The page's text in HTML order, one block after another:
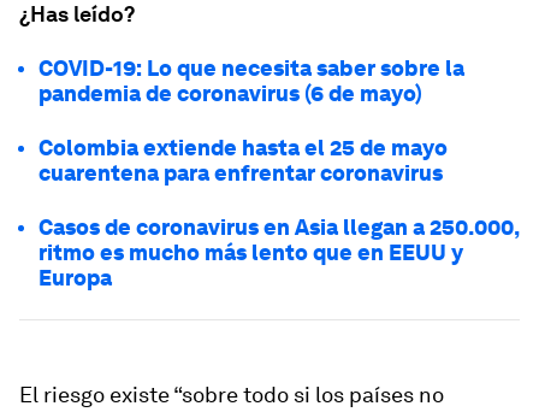
¿Has leído?
COVID-19: Lo que necesita saber sobre la
pandemia de coronavirus (6 de mayo)
Colombia extiende hasta el 25 de mayo
cuarentena para enfrentar coronavirus
Casos de coronavirus en Asia llegan a 250.000,
ritmo es mucho más lento que en EEUU y
Europa
El riesgo existe “sobre todo si los países no